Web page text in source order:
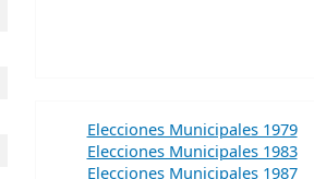
Elecciones Municipales 1979
Elecciones Municipales 1983
Elecciones Municipales 1987